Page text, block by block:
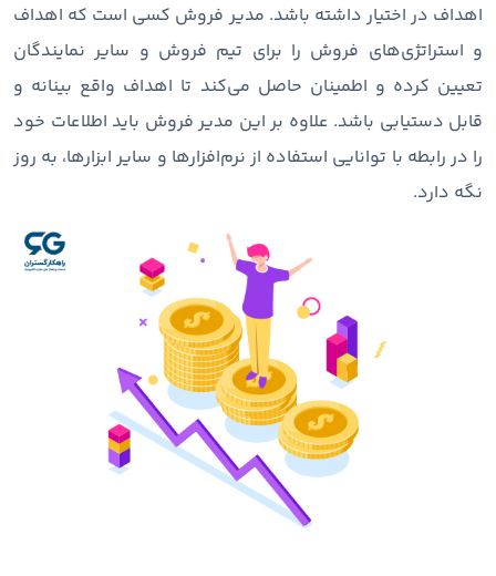
اهداف در اختیار داشته باشد. مدیر فروش کسی است که اهداف
و استراتژی‌های فروش را برای تیم فروش و سایر نمایندگان
تعیین کرده و اطمینان حاصل می‌کند تا اهداف واقع بینانه و
قابل دستیابی باشد. علاوه بر این مدیر فروش باید اطلاعات خود
را در رابطه با توانایی استفاده از نرم‌افزارها و سایر ابزارها، به روز
نگه دارد.